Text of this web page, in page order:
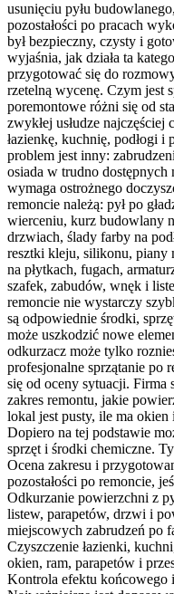
usunięciu pyłu
pozostałości po pracach
był bezpieczny, czysty i
wyjaśnia, jak działa ta
przygotować się do
rzetelną wycenę. Czym jest
poremontowe różni się od
zwykłej usłudze
łazienkę, kuchnię, podłogi
problem jest inny:
osiada w trudno dostępnych
wymaga ostrożnego
remoncie należą: pył po
wierceniu, kurz budowlany
drzwiach, ślady farby na
resztki kleju, silikonu, piany
na płytkach, fugach,
szafek, zabudów, wnęk i
remoncie nie wystarczy
są odpowiednie środki,
może uszkodzić nowe
odkurzacz może tylko
profesjonalne sprzątanie po
się od oceny sytuacji. Firma
zakres remontu, jakie
lokal jest pusty, ile ma
Dopiero na tej podstawie
sprzęt i środki chemiczne.
Ocena zakresu i
pozostałości po remoncie,
Odkurzanie powierzchni z
listew, parapetów, drzwi i
miejscowych zabrudzeń po
Czyszczenie łazienki,
okien, ram, parapetów i
Kontrola efektu końcowego